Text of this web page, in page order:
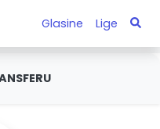
Glasine Lige